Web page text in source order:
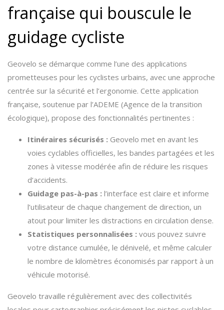
française qui bouscule le
guidage cycliste
Geovelo se démarque comme l’une des applications
prometteuses pour les cyclistes urbains, avec une approche
centrée sur la sécurité et l’ergonomie. Cette application
française, soutenue par l’ADEME (Agence de la transition
écologique), propose des fonctionnalités pertinentes :
Itinéraires sécurisés : Geovelo met en avant les
voies cyclables officielles, les bandes partagées et les
zones à vitesse modérée afin de réduire les risques
d’accidents.
Guidage pas-à-pas : l’interface est claire et informe
l’utilisateur de chaque changement de direction, un
atout pour limiter les distractions en circulation dense.
Statistiques personnalisées : vous pouvez suivre
votre distance cumulée, le dénivelé, et même calculer
le nombre de kilomètres économisés par rapport à un
véhicule motorisé.
Geovelo travaille régulièrement avec des collectivités